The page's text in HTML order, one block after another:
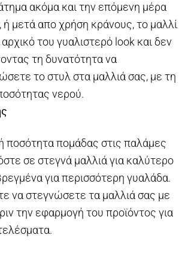
ακόμα και την επόμενη μέρα
μετά απο χρήση κράνους, το μαλλί
του γυαλιστερό look και δεν
τη δυνατότητα να
το στυλ στα μαλλιά σας, με τη
νερού.
ποσότητα πομάδας στις παλάμες
σε στεγνά μαλλιά για καλύτερο
για περισσότερη γυαλάδα.
να στεγνώσετε τα μαλλιά σας με
την εφαρμογή του προϊόντος για